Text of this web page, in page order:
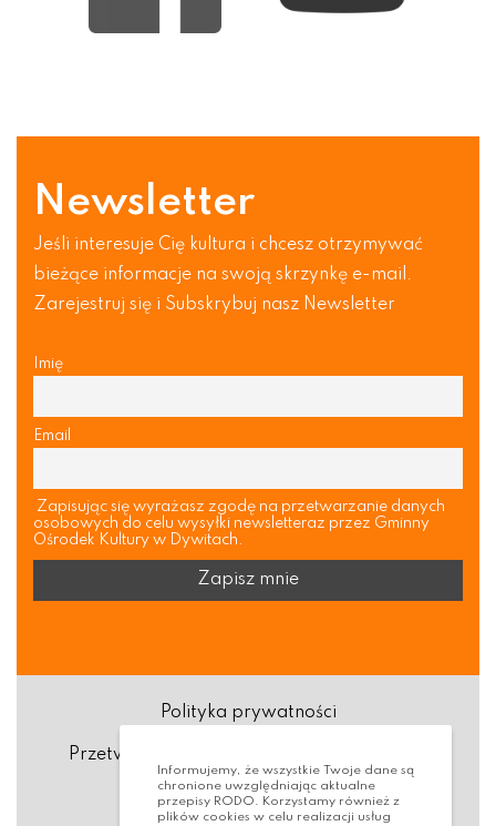
Newsletter
Jeśli interesuje Cię kultura i chcesz otrzymywać
bieżące informacje na swoją skrzynkę e-mail.
Zarejestruj się i Subskrybuj nasz Newsletter
Imię
Email
Zapisując się wyrażasz zgodę na przetwarzanie danych
osobowych do celu wysyłki newsletteraz przez Gminny
Ośrodek Kultury w Dywitach.
Polityka prywatności
Przetwarzanie danych osobowych (RODO)
Deklaracja dostępności
Informujemy, że wszystkie Twoje dane są
chronione uwzględniając aktualne
przepisy RODO. Korzystamy również z
plików cookies w celu realizacji usług